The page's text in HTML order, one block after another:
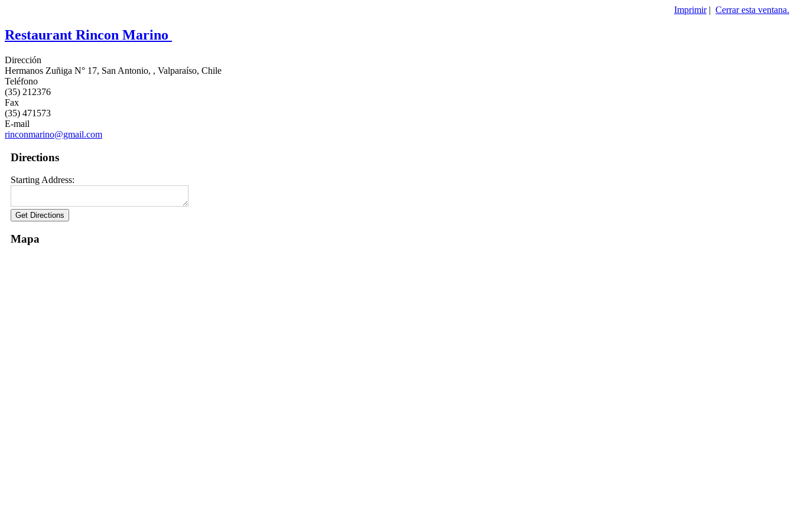
Imprimir| Cerrar esta ventana.
Restaurant Rincon Marino
Dirección
Hermanos Zuñiga N° 17, San Antonio, , Valparaíso, Chile
Teléfono
(35) 212376
Fax
(35) 471573
E-mail
rinconmarino@gmail.com
Directions
Starting Address:
Mapa